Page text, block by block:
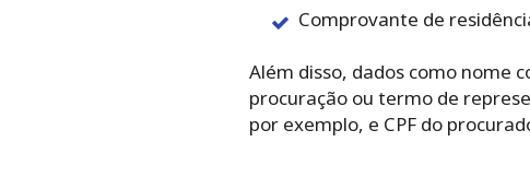
Comprovante de
Além disso, dados como nome
procuração ou termo de
por exemplo, e CPF do